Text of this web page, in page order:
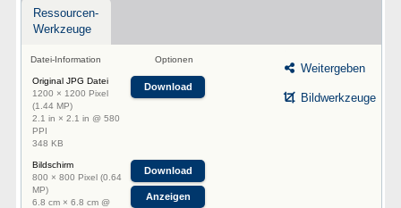
Ressourcen-
Werkzeuge
Datei-Information Optionen
Original JPG Datei
1200 × 1200 Pixel
(1.44 MP)
2.1 in × 2.1 in @ 580
PPI
348 KB
Download
Bildschirm
800 × 800 Pixel (0.64
MP)
6.8 cm × 6.8 cm @
Download
Anzeigen
Weitergeben
Bildwerkzeuge